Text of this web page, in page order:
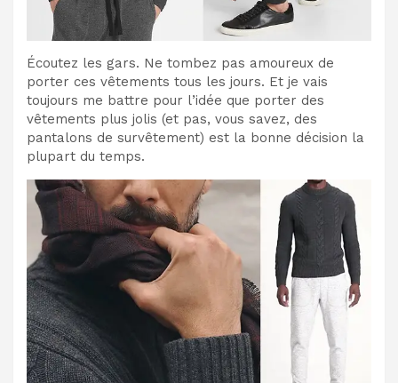
Écoutez les gars. Ne tombez pas amoureux de
porter ces vêtements tous les jours. Et je vais
toujours me battre pour l’idée que porter des
vêtements plus jolis (et pas, vous savez, des
pantalons de survêtement) est la bonne décision la
plupart du temps.